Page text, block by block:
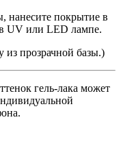
нанесите покрытие в
UV или LED лампе.
из прозрачной базы.)
гель-лака может